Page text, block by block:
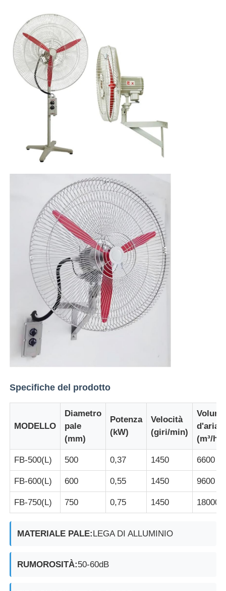
Specifiche del prodotto
MODELLO
Diametro
pale
(mm)
Potenza
(kW)
Velocità
(giri/min)
d'aria
(m³/h)
FB-500(L) 500 0,37 1450 6600
FB-600(L) 600 0,55 1450 9600
FB-750(L) 750 0,75 1450 18000
MATERIALE PALE:LEGA DI ALLUMINIO
RUMOROSITÀ:50-60dB